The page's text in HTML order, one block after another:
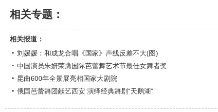
相关专题：
相关报道：
刘媛媛：和成龙合唱《国家》声线反差不大(图)
中国演员朱妍荣膺国际芭蕾舞艺术节最佳女舞者奖
昆曲600年全景展亮相国家大剧院
俄国芭蕾舞团献艺西安 演绎经典舞剧“天鹅湖”